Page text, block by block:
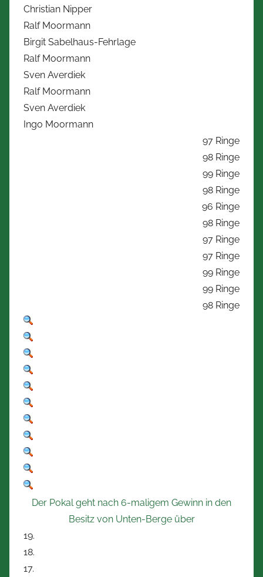
Christian Nipper
Ralf Moormann
Birgit Sabelhaus-Fehrlage
Ralf Moormann
Sven Averdiek
Ralf Moormann
Sven Averdiek
Ingo Moormann
97 Ringe
98 Ringe
99 Ringe
98 Ringe
96 Ringe
98 Ringe
97 Ringe
97 Ringe
99 Ringe
99 Ringe
98 Ringe
Der Pokal geht nach 6-maligem Gewinn in den
Besitz von Unten-Berge über
19.
18.
17.